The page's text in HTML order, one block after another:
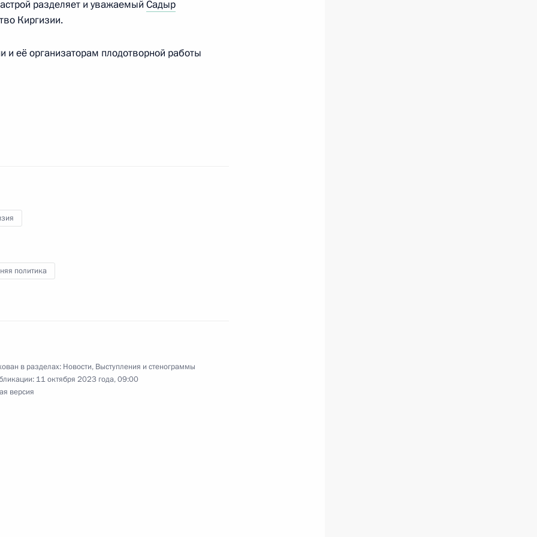
российско-киргизской
сельского хозяйства
разделяет и уважаемый Садыр
Киргизии.
и её организаторам плодотворной работы
политика
в разделах: Новости, Выступления и стенограммы
11 октября 2023 года, 09:00
версия